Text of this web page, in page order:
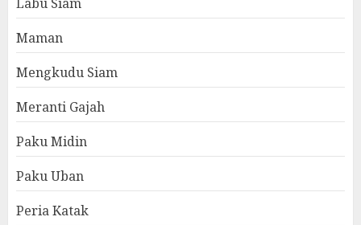
Maman
Mengkudu Siam
Meranti Gajah
Paku Midin
Paku Uban
Peria Katak